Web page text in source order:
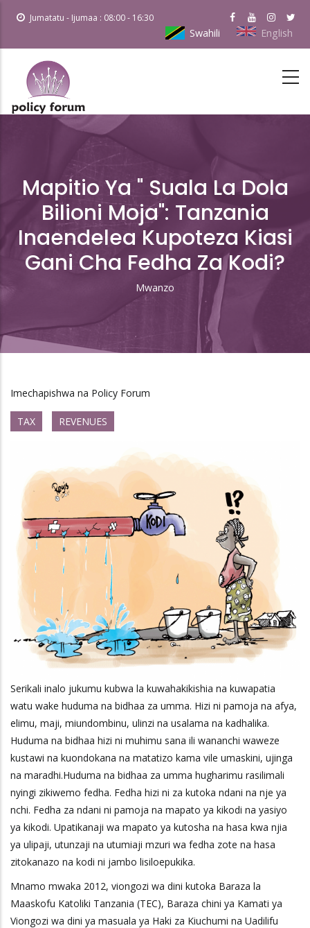
Jumatatu - Ijumaa : 08:00 - 16:30
English
Swahili
Mapitio Ya " Suala La Dola
Bilioni Moja": Tanzania
Inaendelea Kupoteza Kiasi
Gani Cha Fedha Za Kodi?
Breadcrumb
Mwanzo
Imechapishwa na Policy Forum
TAX REVENUES
Serikali inalo jukumu kubwa la kuwahakikishia na kuwapatia
watu wake huduma na bidhaa za umma. Hizi ni pamoja na afya,
elimu, maji, miundombinu, ulinzi na usalama na kadhalika.
Huduma na bidhaa hizi ni muhimu sana ili wananchi waweze
kustawi na kuondokana na matatizo kama vile umaskini, ujinga
na maradhi.Huduma na bidhaa za umma hugharimu rasilimali
nyingi zikiwemo fedha. Fedha hizi ni za kutoka ndani na nje ya
nchi. Fedha za ndani ni pamoja na mapato ya kikodi na yasiyo
ya kikodi. Upatikanaji wa mapato ya kutosha na hasa kwa njia
ya ulipaji, utunzaji na utumiaji mzuri wa fedha zote na hasa
zitokanazo na kodi ni jambo lisiloepukika.
Mnamo mwaka 2012, viongozi wa dini kutoka Baraza la
Maaskofu Katoliki Tanzania (TEC), Baraza chini ya Kamati ya
Viongozi wa dini ya masuala ya Haki za Kiuchumi na Uadilifu